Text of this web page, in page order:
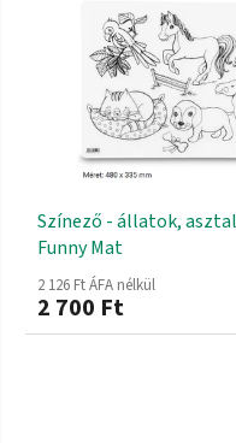
a
Színező - állatok,
Funny Mat
2 126 Ft ÁFA nélkül
2 700 Ft